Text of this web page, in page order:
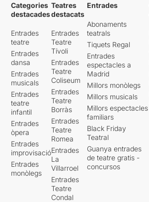
Categories
destacades
Entrades
teatre
Entrades
dansa
Entrades
musicals
Entrades
teatre
infantil
Entrades
òpera
Entrades
improvisació
Entrades
monòlegs
Teatres
destacats
Entrades
Teatre
Tívoli
Entrades
Teatre
Coliseum
Entrades
Teatre
Borràs
Entrades
Teatre
Romea
Entrades
La
Villarroel
Entrades
Teatre
Condal
Entrades
Abonaments
teatrals
Tiquets Regal
Entrades
espectacles a
Madrid
Millors monòlegs
Millors musicals
Millors espectacles
familiars
Black Friday
Teatral
Guanya entrades
de teatre gratis -
concursos